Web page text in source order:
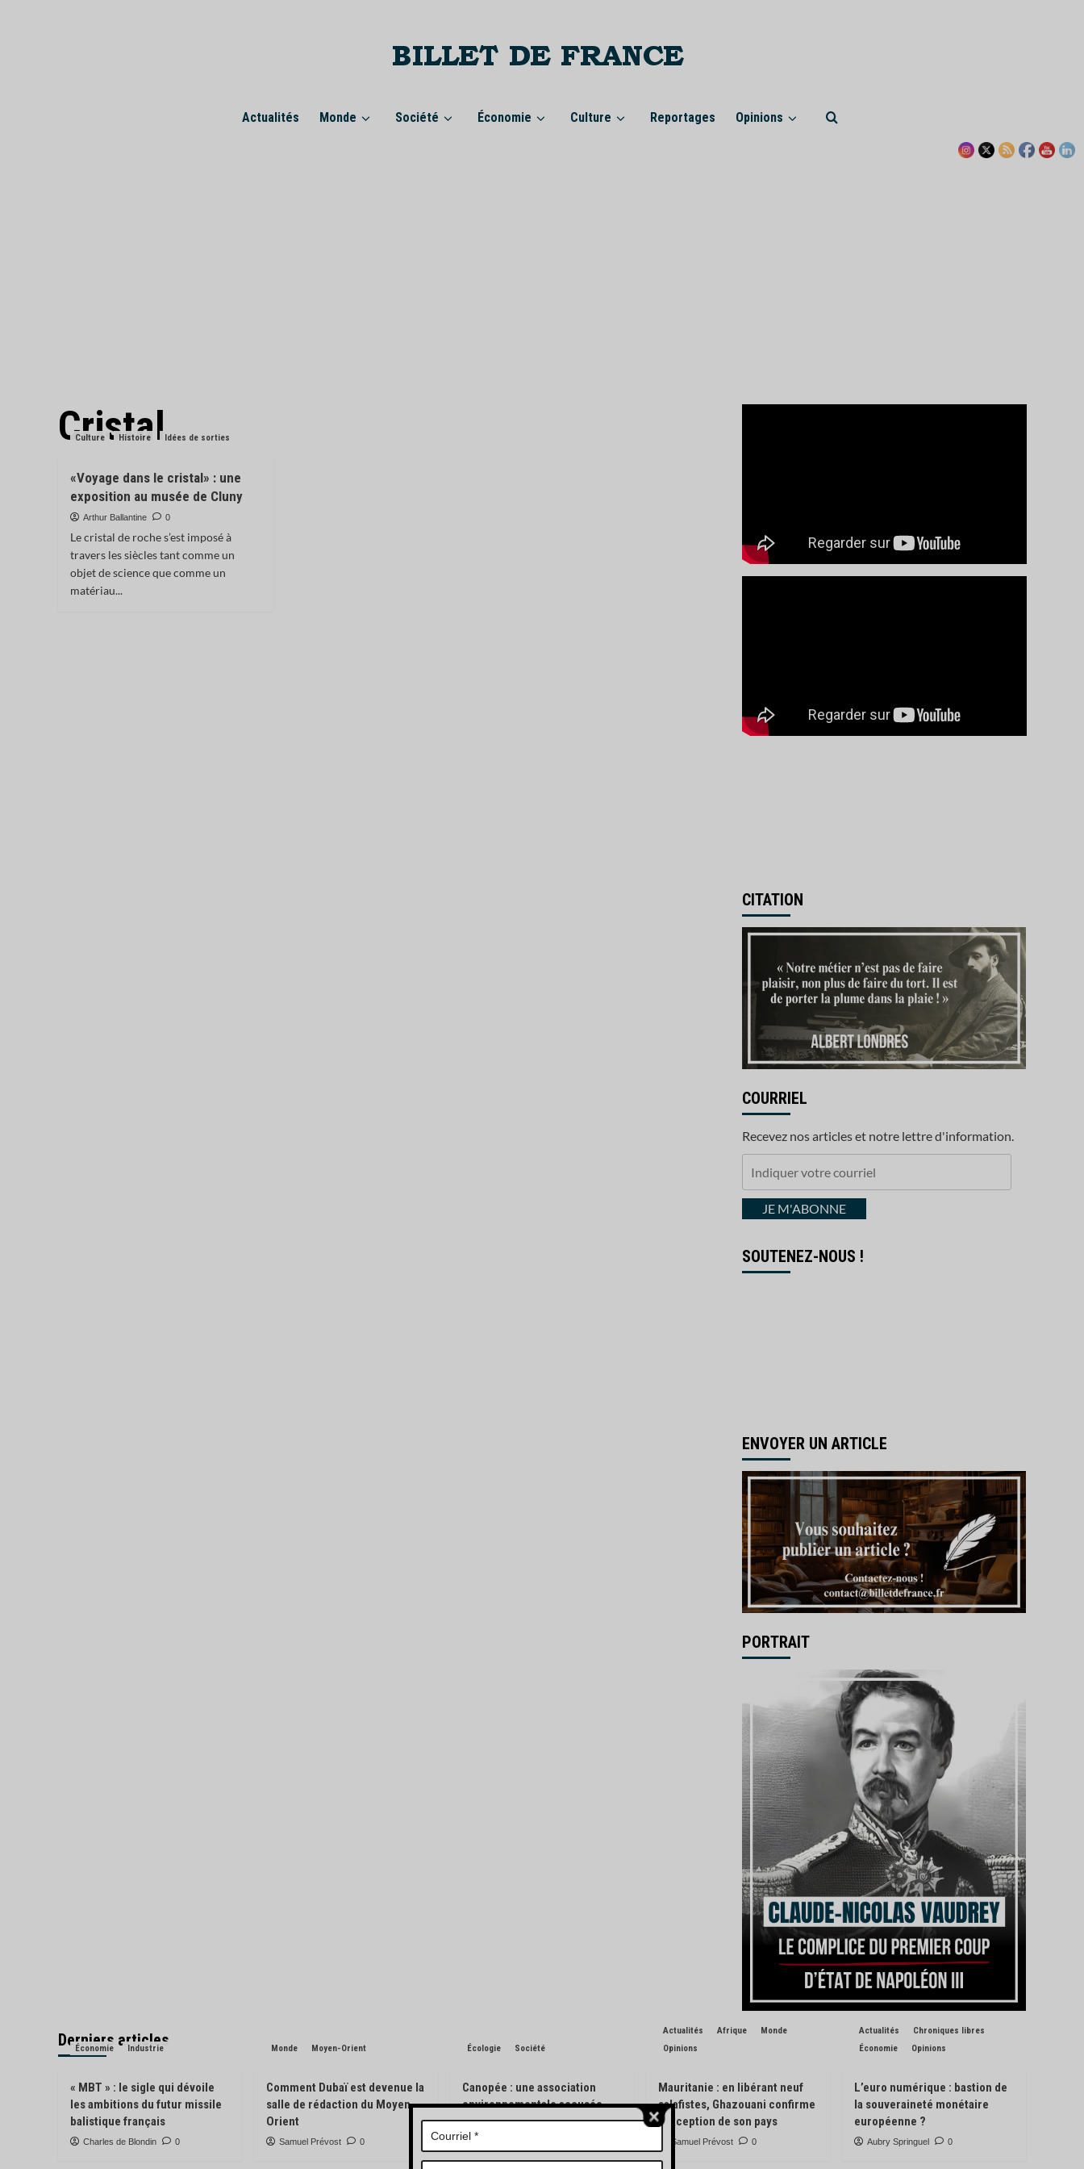
Actualités Monde Société Économie Culture Reportages Opinions
Cristal
Culture Histoire Idées de sorties
«Voyage dans le cristal» : une
exposition au musée de Cluny
Arthur Ballantine 0
Le cristal de roche s’est imposé à
travers les siècles tant comme un
objet de science que comme un
matériau...
CITATION
COURRIEL
Recevez nos articles et notre lettre d'information.
courrielJE M'ABONNE
SOUTENEZ-NOUS !
ENVOYER UN ARTICLE
PORTRAIT
Derniers articles
Économie Industrie
« MBT » : le sigle qui dévoile
les ambitions du futur missile
balistique français
Charles de Blondin 0
Monde Moyen-Orient
Comment Dubaï est devenue la
salle de rédaction du Moyen-
Orient
Samuel Prévost 0
Écologie Société
Canopée : une association
environnementale accusée
d’avoir pisté des engins
forestiers
Charles de Blondin 0
Actualités Afrique
Monde
Opinions
Mauritanie : en libérant neuf
salafistes, Ghazouani confirme
l’exception de son pays
Samuel Prévost 0
Actualités
Chroniques libres
Économie
Opinions
L’euro numérique : bastion de
la souveraineté monétaire
européenne ?
Aubry Springuel 0